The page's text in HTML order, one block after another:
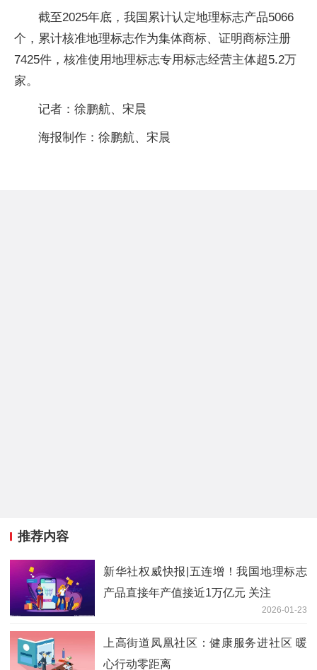
截至2025年底，我国累计认定地理标志产品5066
个，累计核准地理标志作为集体商标、证明商标注册
7425件，核准使用地理标志专用标志经营主体超5.2万
家。
记者：徐鹏航、宋晨
海报制作：徐鹏航、宋晨
推荐内容
新华社权威快报|五连增！我国地理标志
产品直接年产值接近1万亿元 关注
2026-01-23
上高街道凤凰社区：健康服务进社区 暖
心行动零距离